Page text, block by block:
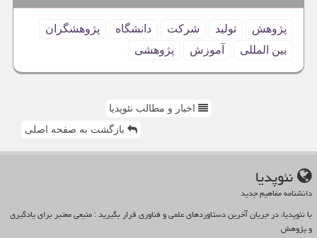
پژوهش تولید شركت دانشگاه
پژوهشگران
بین المللی
آموزش پژوهشی
اخبار و مطالب نئوپدیا
بازگشت به صفحه اصلی
نئوپدیا
دانشنامه مفاهیم جدید
با نئوپدیا، در جریان آخرین دستاوردهای علمی و فناوری قرار بگیرید : منبعی معتبر برای یادگیری
و پژوهش